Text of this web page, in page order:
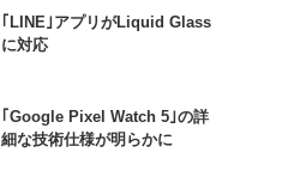
｢LINE｣アプリがLiquid Glass
に対応
｢Google Pixel Watch 5｣の詳
細な技術仕様が明らかに